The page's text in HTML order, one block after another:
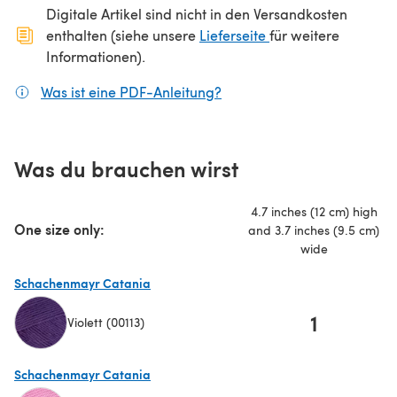
Digitale Artikel sind nicht in den Versandkosten
enthalten (siehe unsere Lieferseite(öffnet sich in
für weitere
Informationen).
Was ist eine PDF-Anleitung?
Was du brauchen wirst
One size only:
4.7 inches (12 cm) high
and 3.7 inches (9.5 cm)
wide
Schachenmayr Catania
Violett (00113) 1
Schachenmayr Catania